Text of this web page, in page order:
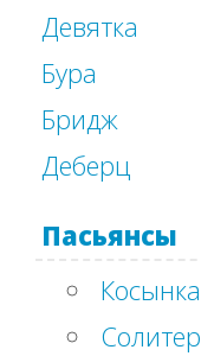
Девятка
Бура
Бридж
Деберц
Пасьянсы
Косынка
Солитер